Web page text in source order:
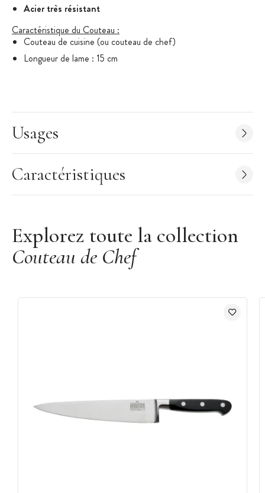
Acier très résistant
Caractéristique du Couteau :
Couteau de cuisine (ou couteau de chef)
Longueur de lame : 15 cm
Gamme : V Sabatier
Marque : Richardson
Usages
Caractéristiques
Explorez toute la collection
Couteau de Chef